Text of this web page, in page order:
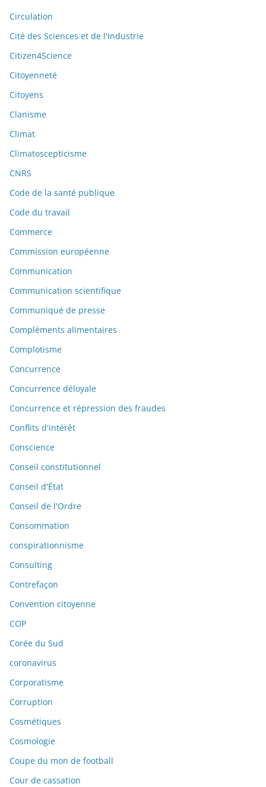
Circulation
Cité des Sciences et de l'Industrie
Citizen4Science
Citoyenneté
Citoyens
Clanisme
Climat
Climatoscepticisme
CNRS
Code de la santé publique
Code du travail
Commerce
Commission européenne
Communication
Communication scientifique
Communiqué de presse
Compléments alimentaires
Complotisme
Concurrence
Concurrence déloyale
Concurrence et répression des fraudes
Conflits d'intérêt
Conscience
Conseil constitutionnel
Conseil d'État
Conseil de l'Ordre
Consommation
conspirationnisme
Consulting
Contrefaçon
Convention citoyenne
COP
Corée du Sud
coronavirus
Corporatisme
Corruption
Cosmétiques
Cosmologie
Coupe du mon de football
Cour de cassation